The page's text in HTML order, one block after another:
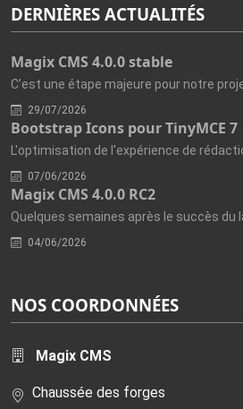
DERNIÈRES ACTUALITÉS
Magix CMS 4.0.0 stable
C’est une étape majeure pour notre
29/07/2026
Bootstrap Icons pour TinyMCE 7
L'optimisation de l'expérience de
07/06/2026
Magix CMS 4.0.0 RC2
04/06/2026
NOS COORDONNÉES
Magix CMS
Chaussée des forges